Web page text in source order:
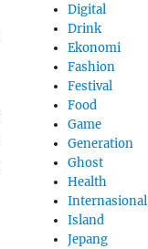
Digital
Drink
Ekonomi
Fashion
Festival
Food
Game
Generation
Ghost
Health
Internasional
Island
Jepang